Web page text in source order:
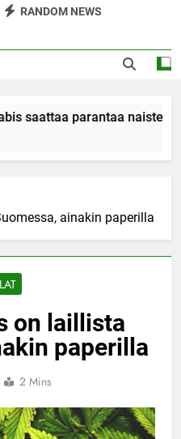
RANDOM NEWS
saattaa parantaa naisten
ainakin paperilla
on laillista
paperilla
2 Mins